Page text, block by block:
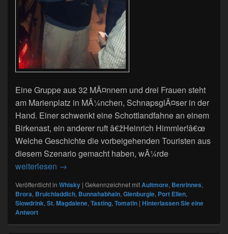
Eine Gruppe aus 32 MÃ¤nnern und drei Frauen steht
am Marienplatz in MÃ¼nchen, SchnapsglÃ¤ser in der
Hand. Einer schwenkt eine Schottlandfahne an einem
Birkenast, ein anderer ruft â€žHeinrich Himmler!â€œ
Welche Geschichte die vorbeigehenden Touristen aus
diesem Szenario gemacht haben, wÃ¼rde
weiterlesen Whisky Walk â€žSpirituelles MÃ¼nchenâ€œ
→
Veröffentlicht in Whisky | Gekennzeichnet mitAultmore, Benrinnes,
Brora, Bruichladdich, Bunnahabhain, Glenburgie, Port Ellen,
Slowdrink, St. Magdalene, Tasting, Tomatin | Hinterlassen Sie eine
Antwort